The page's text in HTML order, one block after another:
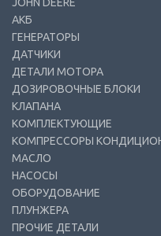
АКБ
ГЕНЕРАТОРЫ
ДАТЧИКИ
ДЕТАЛИ МОТОРА
ДОЗИРОВОЧНЫЕ БЛОКИ
КЛАПАНА
КОМПЛЕКТУЮЩИЕ
КОМПРЕССОРЫ
МАСЛО
НАСОСЫ
ОБОРУДОВАНИЕ
ПЛУНЖЕРА
ПРОЧИЕ ДЕТАЛИ